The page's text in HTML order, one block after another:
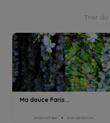
Trier
Ma douce Paris...
Jérôme Pace 2min de lecture